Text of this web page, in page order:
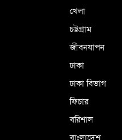
খেলা
চট্টগ্রাম
জীবনযাপন
ঢাকা
ঢাকা বিভাগ
ফিচার
বরিশাল
বাংলাদেশ